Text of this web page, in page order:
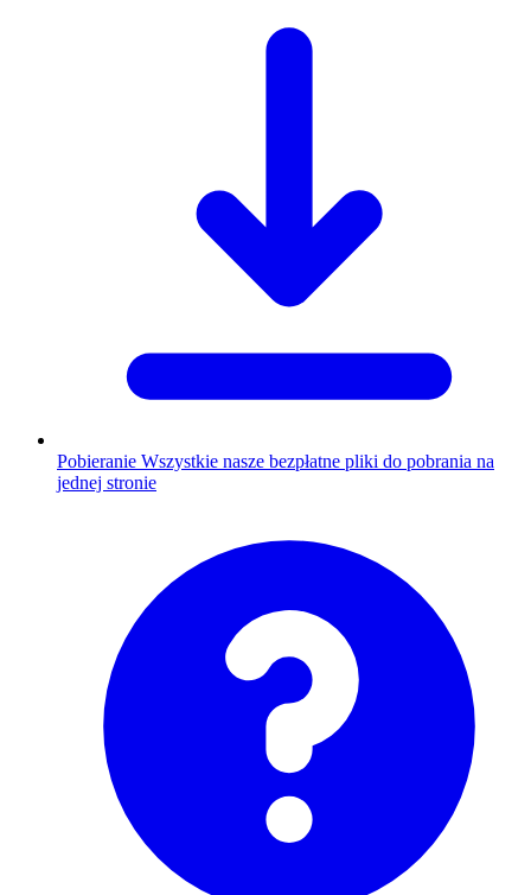
Pobieranie Wszystkie nasze bezpłatne pliki do pobrania na
jednej stronie